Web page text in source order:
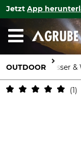
Jetzt App
OUTDOOR Messer
1